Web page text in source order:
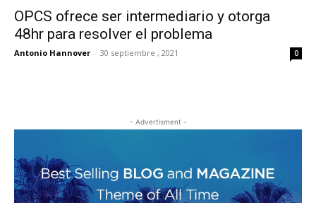
OPCS ofrece ser intermediario y otorga
48hr para resolver el problema
Antonio Hannover - 30 septiembre , 2021 0
- Advertisment -